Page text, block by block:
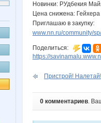
Новинки: РУдбекия
Цена снижена:
Приглашаю в закупку:
www.nn.ru/community/
Поделиться:
https://
Пристрой!
0 комментариев.